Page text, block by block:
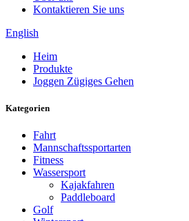
Kontaktieren Sie uns
English
Heim
Produkte
Joggen Zügiges Gehen
Kategorien
Fahrt
Mannschaftssportarten
Fitness
Wassersport
Kajakfahren
Paddleboard
Golf